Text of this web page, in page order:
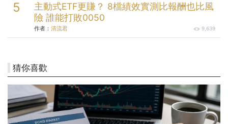
主動式ETF更賺？ 8檔績效實測比報酬也比風
險 誰能打敗0050
作者： 清流君 9,639
猜你喜歡